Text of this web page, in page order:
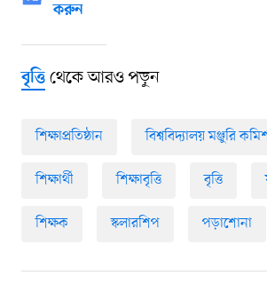
করুন
বৃত্তিথেকে আরও পড়ুন
শিক্ষাপ্রতিষ্ঠান বিশ্ববিদ্যালয় মঞ্জুরি
শিক্ষার্থী শিক্ষাবৃত্তি বৃত্তি
শিক্ষক স্কলারশিপ পড়াশোনা